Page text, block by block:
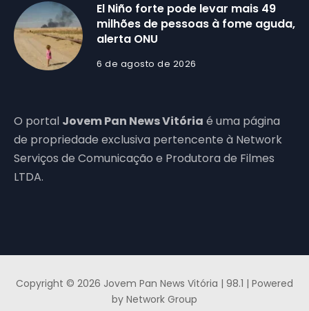
El Niño forte pode levar mais 49
milhões de pessoas à fome aguda,
alerta ONU
6 de agosto de 2026
O portal Jovem Pan News Vitória é uma página
de propriedade exclusiva pertencente à Network
Serviços de Comunicação e Produtora de Filmes
LTDA.
Copyright © 2026 Jovem Pan News Vitória | 98.1 | Powered
by Network Group